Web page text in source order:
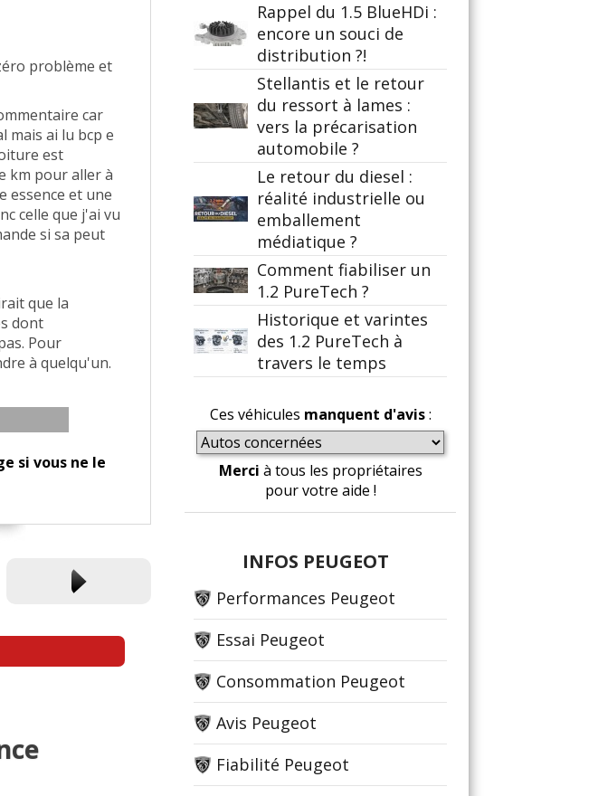
problème et
car
mais ai lu bcp e
est
km pour aller à
essence et une
celle que j'ai vu
si sa peut
que la
dont
Pour
à quelqu'un.
si vous ne le
Rappel du 1.5 BlueHDi :
encore un souci de
distribution ?!
Stellantis et le retour
du ressort à lames :
vers la précarisation
automobile ?
Le retour du diesel :
réalité industrielle ou
emballement
médiatique ?
Comment fiabiliser un
1.2 PureTech ?
Historique et varintes
des 1.2 PureTech à
travers le temps
Ces véhicules manquent d'avis:
Merci à tous les propriétaires
pour votre aide !
INFOS PEUGEOT
Performances Peugeot
Essai Peugeot
Consommation Peugeot
Avis Peugeot
Fiabilité Peugeot